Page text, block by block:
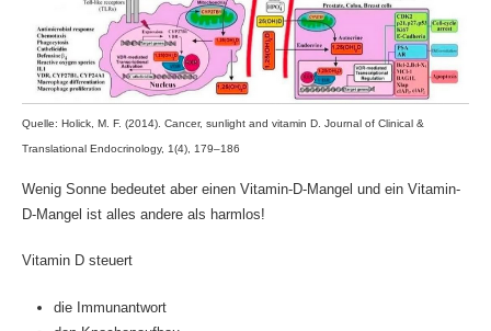
Quelle: Holick, M. F. (2014). Cancer, sunlight and vitamin D. Journal of Clinical &
Translational Endocrinology, 1(4), 179–186
Wenig Sonne bedeutet aber einen Vitamin-D-Mangel und ein Vitamin-
D-Mangel ist alles andere als harmlos!
Vitamin D steuert
die Immunantwort